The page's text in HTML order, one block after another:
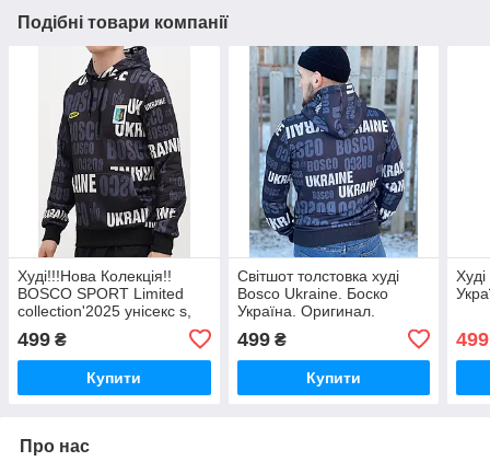
Подібні товари компанії
Худі!!!Нова Колекція!!
BOSCO SPORT Limited
collection'2025 унісекс s,
499 ₴
Купити
Світшот толстовка худі
Bosco Ukraine. Боско
Україна. Оригинал.
collection’2025 s, m,
499₴
Купити
499
Про нас